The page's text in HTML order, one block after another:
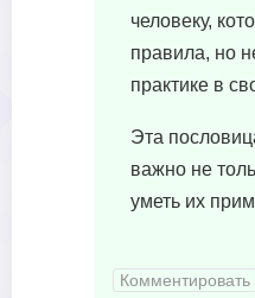
человеку,
правила, но
практике в
Эта
важно не
уметь их
Комментировать